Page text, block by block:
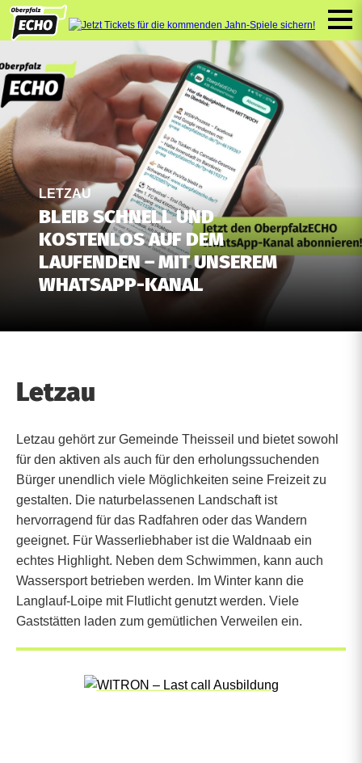
LETZAU
BLEIB SCHNELL UND
KOSTENLOS AUF DEM
LAUFENDEN – MIT UNSEREM
WHATSAPP-KANAL
Letzau
Letzau gehört zur Gemeinde Theisseil und bietet sowohl
für den aktiven als auch für den erholungssuchenden
Bürger unendlich viele Möglichkeiten seine Freizeit zu
gestalten. Die naturbelassenen Landschaft ist
hervorragend für das Radfahren oder das Wandern
geeignet. Für Wasserliebhaber ist die Waldnaab ein
echtes Highlight. Neben dem Schwimmen, kann auch
Wassersport betrieben werden. Im Winter kann die
Langlauf-Loipe mit Flutlicht genutzt werden. Viele
Gaststätten laden zum gemütlichen Verweilen ein.